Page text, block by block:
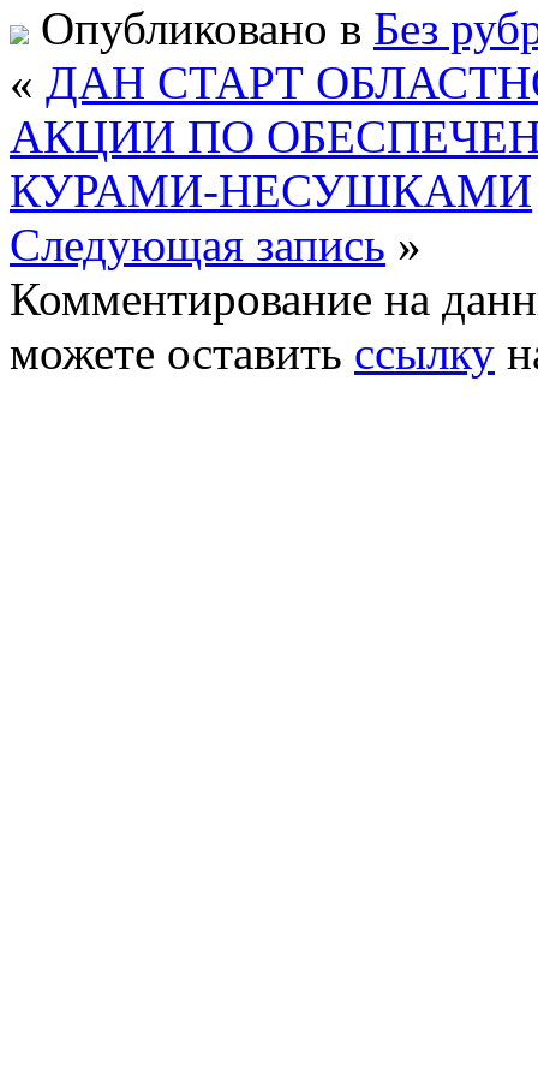
Опубликовано в Без
« ДАН СТАРТ
АКЦИИ ПО
КУРАМИ-НЕСУШКАМИ
Следующая запись »
Комментирование на
можете оставить ссылку